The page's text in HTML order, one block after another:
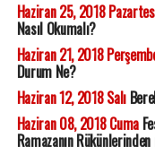
Haziran 25, 2018
Nasıl Okumalı?
Haziran 21, 2018
Durum Ne?
Haziran 12, 2018 Salı
Haziran 08, 2018 Cuma
Ramazanın